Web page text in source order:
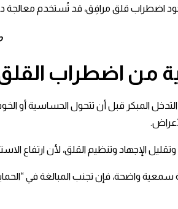
اضطراب قلق مرافِق، قد تُستخدم معالجة
من اضطراب
التدخل المبكر قبل أن تتحول الحساسية أو
وتقليل الإجهاد وتنظيم القلق، لأن ارتفاع
واضحة، فإن تجنب المبالغة في